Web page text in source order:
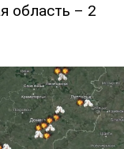
область – 2